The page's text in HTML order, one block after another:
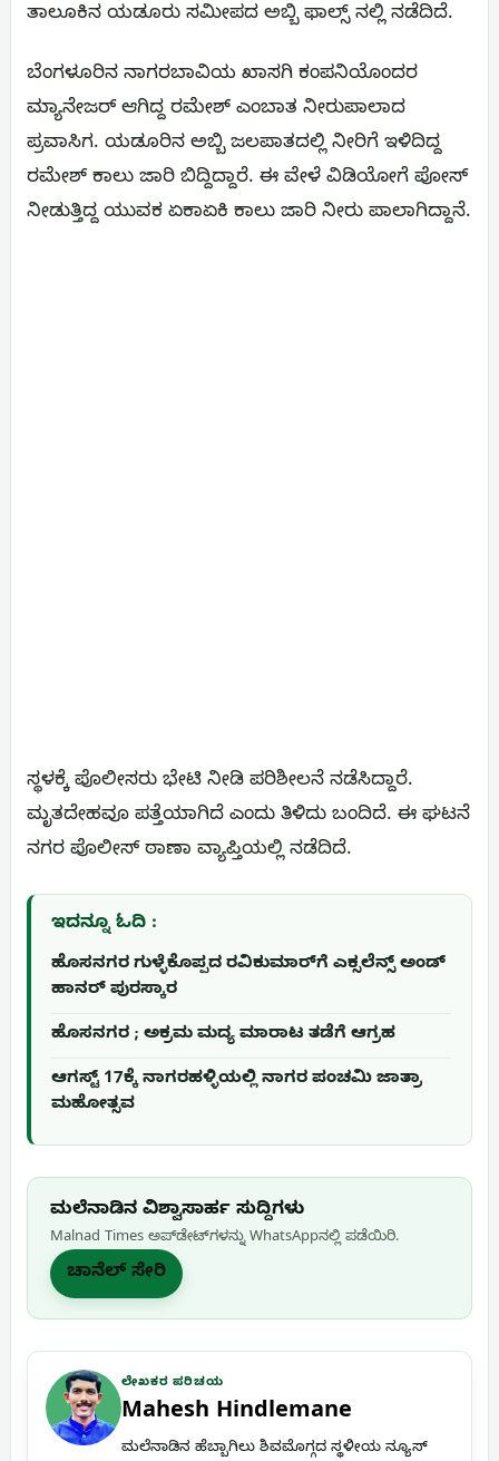
ತಾಲೂಕಿನ ಯಡೂರು ಸಮೀಪದ ಅಬ್ಬಿ ಫಾಲ್ಸ್ ನಲ್ಲಿ ನಡೆದಿದೆ.
ಬೆಂಗಳೂರಿನ ನಾಗರಬಾವಿಯ ಖಾಸಗಿ ಕಂಪನಿಯೊಂದರ
ಮ್ಯಾನೇಜರ್ ಆಗಿದ್ದ ರಮೇಶ್ ಎಂಬಾತ ನೀರುಪಾಲಾದ
ಪ್ರವಾಸಿಗ. ಯಡೂರಿನ ಅಬ್ಬಿ ಜಲಪಾತದಲ್ಲಿ ನೀರಿಗೆ ಇಳಿದಿದ್ದ
ರಮೇಶ್‌ ಕಾಲು ಜಾರಿ ಬಿದ್ದಿದ್ದಾರೆ. ಈ ವೇಳೆ ವಿಡಿಯೋಗೆ ಪೋಸ್
ನೀಡುತ್ತಿದ್ದ ಯುವಕ ಏಕಾಏಕಿ ಕಾಲು ಜಾರಿ ನೀರು ಪಾಲಾಗಿದ್ದಾನೆ.
ಸ್ಥಳಕ್ಕೆ ಪೊಲೀಸರು ಭೇಟಿ ನೀಡಿ ಪರಿಶೀಲನೆ ನಡೆಸಿದ್ದಾರೆ.
ಮೃತದೇಹವೂ ಪತ್ತೆಯಾಗಿದೆ ಎಂದು ತಿಳಿದು ಬಂದಿದೆ. ಈ ಘಟನೆ
ನಗರ ಪೊಲೀಸ್ ಠಾಣಾ ವ್ಯಾಪ್ತಿಯಲ್ಲಿ ನಡೆದಿದೆ.
ಇದನ್ನೂ ಓದಿ :
ಹೊಸನಗರ ಗುಳ್ಳೆಕೊಪ್ಪದ ರವಿಕುಮಾರ್‌ಗೆ ಎಕ್ಸಲೆನ್ಸ್ ಅಂಡ್
ಹಾನರ್ ಪುರಸ್ಕಾರ
ಹೊಸನಗರ ; ಅಕ್ರಮ ಮದ್ಯ ಮಾರಾಟ ತಡೆಗೆ ಆಗ್ರಹ
ಆಗಸ್ಟ್ 17ಕ್ಕೆ ನಾಗರಹಳ್ಳಿಯಲ್ಲಿ ನಾಗರ ಪಂಚಮಿ ಜಾತ್ರಾ
ಮಹೋತ್ಸವ
ಮಲೆನಾಡಿನ ವಿಶ್ವಾಸಾರ್ಹ ಸುದ್ದಿಗಳು
Malnad Times ಅಪ್‌ಡೇಟ್‌ಗಳನ್ನು WhatsApp‌ನಲ್ಲಿ ಪಡೆಯಿರಿ.
ಚಾನೆಲ್ ಸೇರಿ
ಲೇಖಕರ ಪರಿಚಯ
Mahesh Hindlemane
ಮಲೆನಾಡಿನ ಹೆಬ್ಬಾಗಿಲು ಶಿವಮೊಗ್ಗದ ಸ್ಥಳೀಯ ನ್ಯೂಸ್